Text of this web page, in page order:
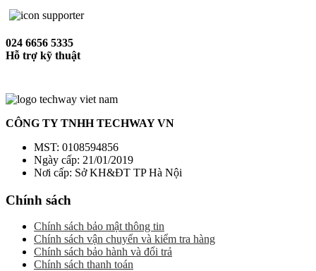
024 6656 5335
Hỗ trợ kỹ thuật
CÔNG TY TNHH TECHWAY VN
MST: 0108594856
Ngày cấp: 21/01/2019
Nơi cấp: Sở KH&ĐT TP Hà Nội
Chính sách
Chính sách bảo mật thông tin
Chính sách vận chuyển và kiểm tra hàng
Chính sách bảo hành và đổi trả
Chính sách thanh toán